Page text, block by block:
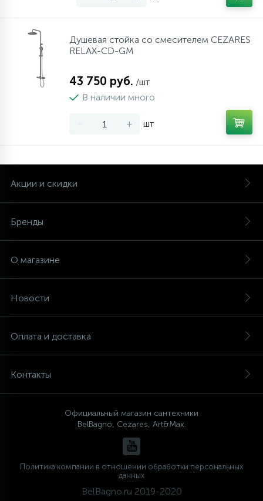
Душевая стойка со смесителем CEZARES
RELAX-CD-GM
43 750 руб. /шт
В наличии много
- + шт
Акции и скидки
Бренды
О магазине
Новости
Оплата и доставка
Контакты
Официальный магазин сантехники
BelBagno, Cezares, Art&Max.
Политика компании в отношении обработки персональных
данных
BelBagno.ru 2019-2020